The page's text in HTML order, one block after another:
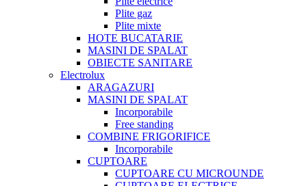
Plite gaz
Plite mixte
HOTE BUCATARIE
MASINI DE SPALAT
OBIECTE SANITARE
Electrolux
ARAGAZURI
MASINI DE SPALAT
Incorporabile
Free standing
COMBINE FRIGORIFICE
Incorporabile
CUPTOARE
CUPTOARE CU MICROUNDE